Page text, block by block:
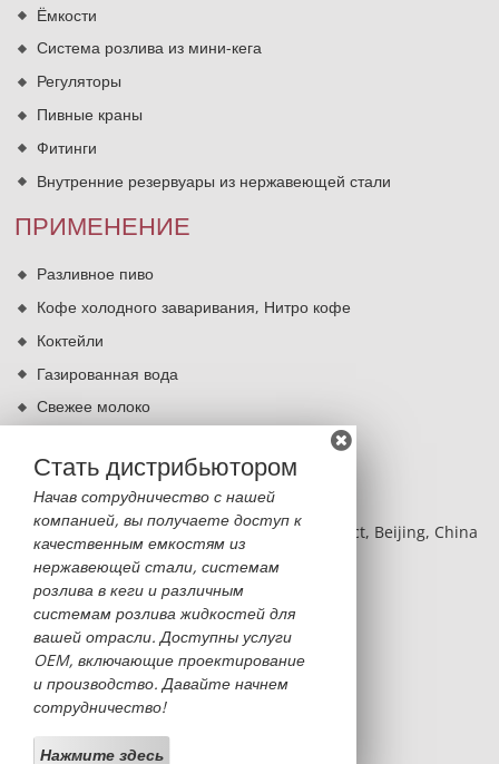
Стать дистрибьютором
Начав сотрудничество с нашей
компанией, вы получаете доступ к
качественным емкостям из
нержавеющей стали, системам
розлива в кеги и различным
системам розлива жидкостей для
вашей отрасли. Доступны услуги
OEM, включающие проектирование
и производство. Давайте начнем
сотрудничество!
Нажмите здесь
Ёмкости
Система розлива из мини-кега
Регуляторы
Пивные краны
Фитинги
Внутренние резервуары из нержавеющей стали
ПРИМЕНЕНИЕ
Разливное пиво
Кофе холодного заваривания, Нитро кофе
Коктейли
Газированная вода
Свежее молоко
КОНТАКТЫ
BLDG 2, NO.8 Hangfeng RD, Fengtai District, Beijing, China
Monica Sun
monica@sinobatoo.com
+86-13522369053
+86-10-63711730
+86-13522369053